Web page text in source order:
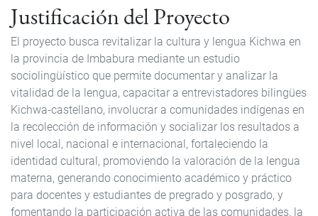
Justificación del Proyecto
El proyecto busca revitalizar la cultura y lengua Kichwa en
la provincia de Imbabura mediante un estudio
sociolingüístico que permite documentar y analizar la
vitalidad de la lengua, capacitar a entrevistadores bilingües
Kichwa-castellano, involucrar a comunidades indígenas en
la recolección de información y socializar los resultados a
nivel local, nacional e internacional, fortaleciendo la
identidad cultural, promoviendo la valoración de la lengua
materna, generando conocimiento académico y práctico
para docentes y estudiantes de pregrado y posgrado, y
fomentando la participación activa de las comunidades, la